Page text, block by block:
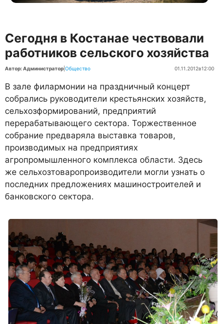
Сегодня в Костанае чествовали
работников сельского хозяйства
Автор: Администратор Общество 01.11.2012в12:00
В зале филармонии на праздничный концерт
собрались руководители крестьянских хозяйств,
сельхозформирований, предприятий
перерабатывающего сектора. Торжественное
собрание предваряла выставка товаров,
производимых на предприятиях
агропромышленного комплекса области. Здесь
же сельхозтоваропроизводители могли узнать о
последних предложениях машиностроителей и
банковского сектора.